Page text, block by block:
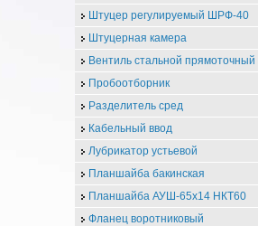
Штуцер регулируемый ШРФ-40
Штуцерная камера
Вентиль стальной
Пробоотборник
Разделитель сред
Кабельный ввод
Лубрикатор устьевой
Планшайба бакинская
Планшайба АУШ-65х14 НКТ60
Фланец воротниковый